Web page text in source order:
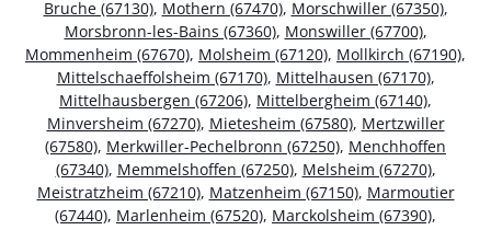
Bruche (67130), Mothern (67470), Morschwiller (67350),
Morsbronn-les-Bains (67360), Monswiller (67700),
Mommenheim (67670), Molsheim (67120), Mollkirch (67190),
Mittelschaeffolsheim (67170), Mittelhausen (67170),
Mittelhausbergen (67206), Mittelbergheim (67140),
Minversheim (67270), Mietesheim (67580), Mertzwiller
(67580), Merkwiller-Pechelbronn (67250), Menchhoffen
(67340), Memmelshoffen (67250), Melsheim (67270),
Meistratzheim (67210), Matzenheim (67150), Marmoutier
(67440), Marlenheim (67520), Marckolsheim (67390),